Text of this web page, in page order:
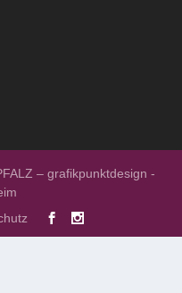
– grafikpunktdesign -